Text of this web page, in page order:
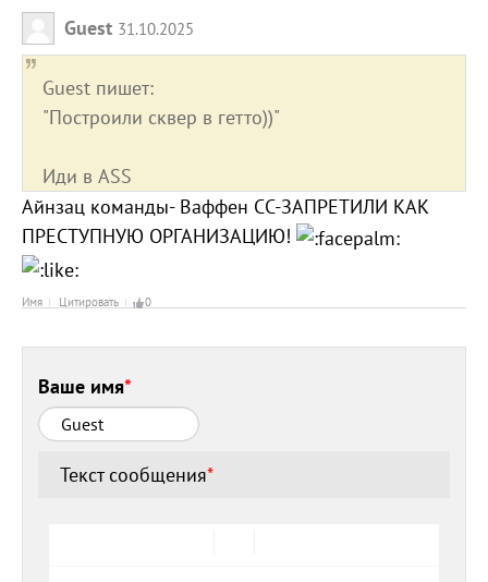
Guest 31.10.2025
Guest пишет:
"Построили сквер в гетто))"
Иди в ASS
Айнзац команды- Ваффен СС-ЗАПРЕТИЛИ КАК
ПРЕСТУПНУЮ ОРГАНИЗАЦИЮ!
Имя Цитировать 0
Ваше имя*
Текст сообщения*